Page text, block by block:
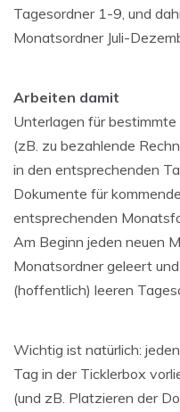
Tagesordner 1-9, und
Monatsordner Juli-
Arbeiten damit
Unterlagen für
(zB. zu bezahlende
in den entsprechenden
Dokumente für
entsprechenden
Am Beginn jeden neuen
Monatsordner geleert
(hoffentlich) leeren
Wichtig ist natürlich:
Tag in der Ticklerbox
(und zB. Platzieren der